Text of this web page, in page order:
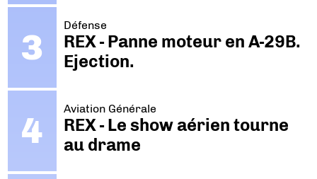
Défense
REX - Panne moteur en A-29B.
Ejection.
Aviation Générale
REX - Le show aérien tourne
au drame